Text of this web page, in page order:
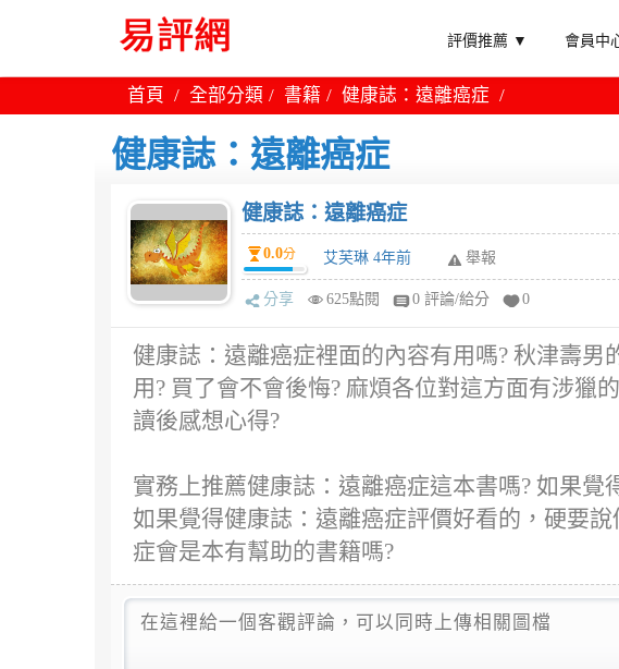
評價推薦 ▼ 會員中
首頁 全部分類 書籍 健康誌：遠離癌症
健康誌：遠離癌症
健康誌：遠離癌症
0.0分 艾芙琳 4年前 舉報
分享 625點閱 0 評論/給分 0
健康誌：遠離癌症裡面的內容有用嗎? 秋津壽男
用? 買了會不會後悔? 麻煩各位對這方面有涉獵
讀後感想心得?
實務上推薦健康誌：遠離癌症這本書嗎? 如果覺
如果覺得健康誌：遠離癌症評價好看的，硬要
症會是本有幫助的書籍嗎?